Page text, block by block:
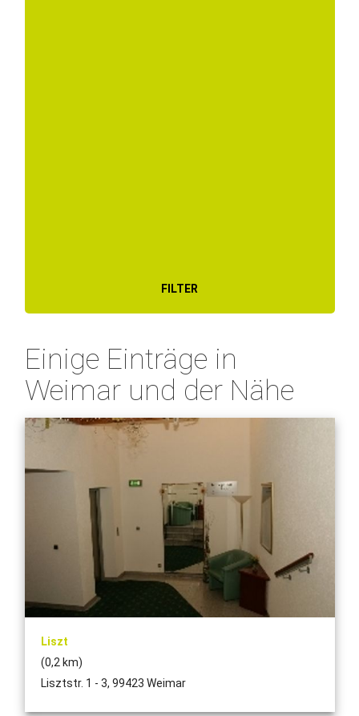
FILTER
Einige Einträge in
Weimar und der Nähe
Liszt
(0,2 km)
Lisztstr. 1 - 3, 99423 Weimar